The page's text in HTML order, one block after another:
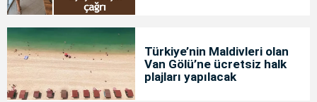
Türkiye’nin Maldivleri olan
Van Gölü’ne ücretsiz halk
plajları yapılacak